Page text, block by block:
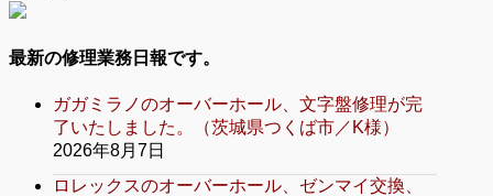
最新の修理業務日報です。
ガガミラノのオーバーホール、文字盤修理が完
了いたしました。（茨城県つくば市／K様）
2026年8月7日
ロレックスのオーバーホール、ゼンマイ交換、